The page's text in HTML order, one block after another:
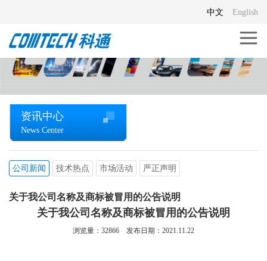
English
中文
资讯中心
News Center
公司新闻 技术热点 市场活动 严正声明
关于我公司名称及商标被冒用的公告说明
关于我公司名称及商标被冒用的公告说明
浏览量： 32866 发布日期：2021.11.22